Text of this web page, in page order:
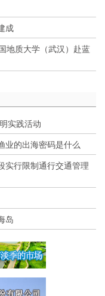
成
地质大学（武汉）赴蓝
实践活动
业的出海密码是什么
实行限制通行交通管理
岛